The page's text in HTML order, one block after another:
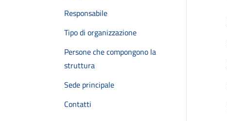
Responsabile
Tipo di organizzazione
Persone che compongono la
struttura
Sede principale
Contatti